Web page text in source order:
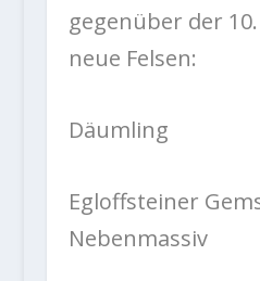
gegenüber der
neue Felsen:
Däumling
Egloffsteiner
Nebenmassiv